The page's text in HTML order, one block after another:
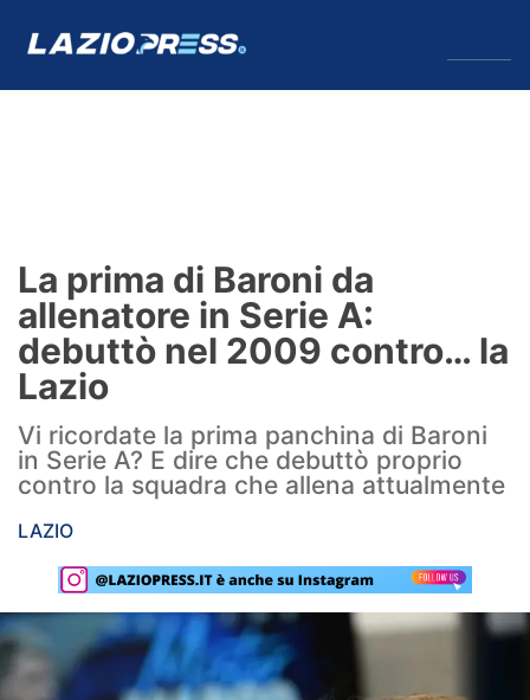
Formello
Infortuni
Primavera
Calciomercato
Rassegna Lazio
Social
Calcio
La prima di Baroni da
allenatore in Serie A:
debuttò nel 2009 contro… la
Lazio
Vi ricordate la prima panchina di Baroni
in Serie A? E dire che debuttò proprio
contro la squadra che allena attualmente
LAZIO